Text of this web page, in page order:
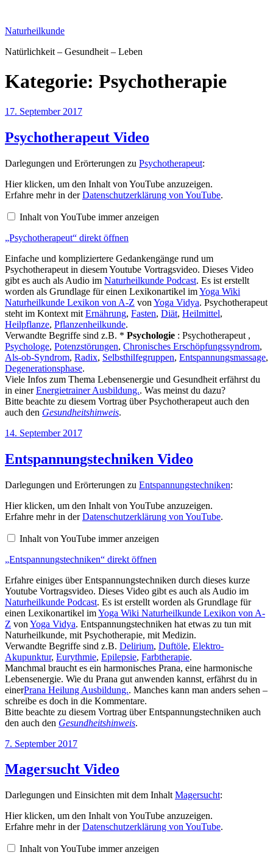
springen
Naturheilkunde
Natürlichkeit – Gesundheit – Leben
Kategorie: Psychotherapie
Veröffentlicht
17. September 2017
Psychotherapeut Video
Darlegungen und Erörterungen zu Psychotherapeut:
„Psychotherapeut“
von
YouTube
Hier klicken, um den Inhalt von YouTube anzuzeigen.
Erfahre mehr in derDatenschutzerklärung von YouTube.
Inhalt von YouTube immer anzeigen
„Psychotherapeut“ direkt öffnen
Einfache und kompliziertere Gedankengänge rund um
Psychotherapeut in diesem Youtube Vortragsvideo. Dieses Video
gibt es auch als Audio im Naturheilkunde Podcast. Es ist erstellt
worden als Grundlage für einen Lexikonartikel imYoga Wiki
Naturheilkunde Lexikon von A-Z von Yoga Vidya. Psychotherapeut
steht im Kontext mit Ernährung, Fasten, Diät, Heilmittel,
Heilpflanze, Pflanzenheilkunde.
Verwandte Begriffe sind z.B. * Psychologie : Psychotherapeut ,
Psychologe, Potenzstörungen, Chronisches Erschöpfungssyndrom,
Als-ob-Syndrom, Radix, Selbsthilfegruppen, Entspannungsmassage,
Degenerationsphase.
Viele Infos zum Thema Lebensenergie und Gesundheit erfährst du
in einerEnergietrainer Ausbildung.. Was meinst du dazu?
Bitte beachte zu diesem Vortrag über Psychotherapeut auch den
auch den Gesundheitshinweis.
Veröffentlicht
14. September 2017
Entspannungstechniken Video
Darlegungen und Erörterungen zu Entspannungstechniken:
„Entspannungstechniken“
von
YouTube
Hier klicken, um den Inhalt von YouTube anzuzeigen.
Erfahre mehr in derDatenschutzerklärung von YouTube.
Inhalt von YouTube immer anzeigen
„Entspannungstechniken“ direkt öffnen
Erfahre einiges über Entspannungstechniken durch dieses kurze
Youtube Vortragsvideo. Dieses Video gibt es auch als Audio im
Naturheilkunde Podcast. Es ist erstellt worden als Grundlage für
einen Lexikonartikel imYoga Wiki Naturheilkunde Lexikon von A-
Z von Yoga Vidya. Entspannungstechniken hat etwas zu tun mit
Naturheilkunde, mit Psychotherapie, mit Medizin.
Verwandte Begriffe sind z.B. Delirium, Duftöle, Elektro-
Akupunktur, Eurythmie, Epilepsie, Farbtherapie.
Manchmal braucht es ein harmonisches Prana, eine harmonische
Lebensenergie. Wie du Prana gut anwenden kannst, erfährst du in
einerPrana Heilung Ausbildung.. Manches kann man anders sehen –
schreibe es doch in die Kommentare.
Bitte beachte zu diesem Vortrag über Entspannungstechniken auch
den auch den Gesundheitshinweis.
Veröffentlicht
7. September 2017
Magersucht Video
Darlegungen und Einsichten mit dem Inhalt Magersucht:
„Magersucht“
von
YouTube
anzeigen
Hier klicken, um den Inhalt von YouTube anzuzeigen.
Erfahre mehr in derDatenschutzerklärung von YouTube.
Inhalt von YouTube immer anzeigen